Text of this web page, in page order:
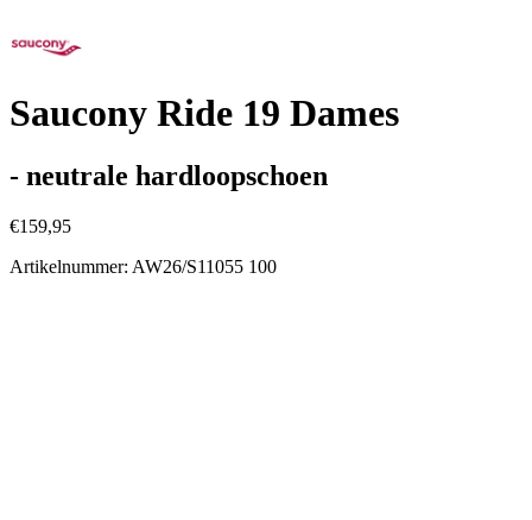
Saucony Ride 19 Dames
- neutrale hardloopschoen
€159,95
Artikelnummer: AW26/S11055 100